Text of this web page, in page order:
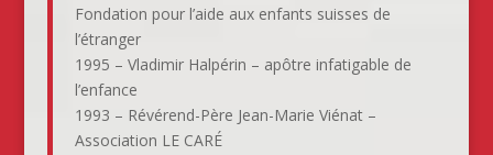
Fondation pour l’aide aux enfants suisses de
l’étranger
1995 – Vladimir Halpérin – apôtre infatigable de
l’enfance
1993 – Révérend-Père Jean-Marie Viénat –
Association LE CARÉ